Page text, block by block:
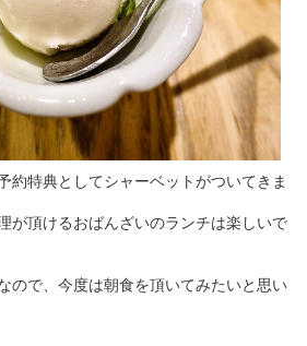
約特典としてシャーベットがついてきま
が頂けるおばんざいのランチは楽しいで
ので、今度は朝食を頂いてみたいと思い